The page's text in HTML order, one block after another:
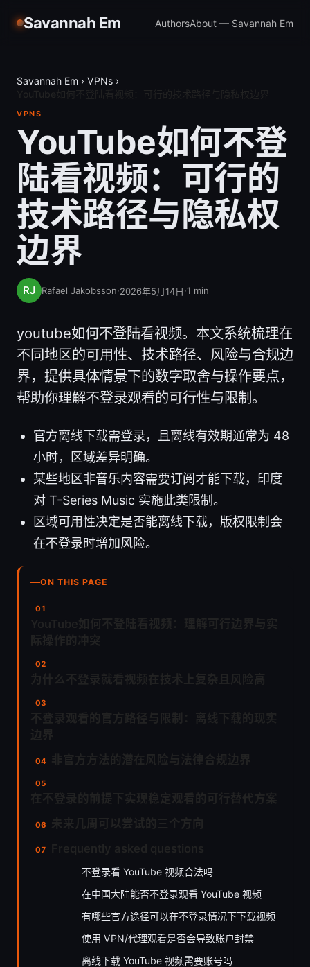
Savannah Em AuthorsAbout — Savannah Em
Savannah Em › VPNs ›
VPNS
YouTube如何不登
陆看视频：可行的
技术路径与隐私权
边界
Rafael Jakobsson·2026年5月14日·1 min
youtube如何不登陆看视频。本文系统梳理在
不同地区的可用性、技术路径、风险与合规边
界，提供具体情景下的数字取舍与操作要点，
帮助你理解不登录观看的可行性与限制。
官方离线下载需登录，且离线有效期通常为 48
小时，区域差异明确。
某些地区非音乐内容需要订阅才能下载，印度
对 T-Series Music 实施此类限制。
区域可用性决定是否能离线下载，版权限制会
在不登录时增加风险。
ON THIS PAGE
不登录看 YouTube 视频合法吗
在中国大陆能否不登录观看 YouTube 视频
有哪些官方途径可以在不登录情况下下载视频
使用 VPN/代理观看是否会导致账户封禁
离线下载 YouTube 视频需要账号吗